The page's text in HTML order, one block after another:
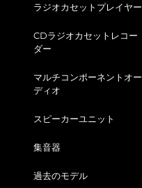
ラジオカセットプレイヤー
CDラジオカセットレコー
ダー
マルチコンポーネントオー
ディオ
スピーカーユニット
集音器
過去のモデル